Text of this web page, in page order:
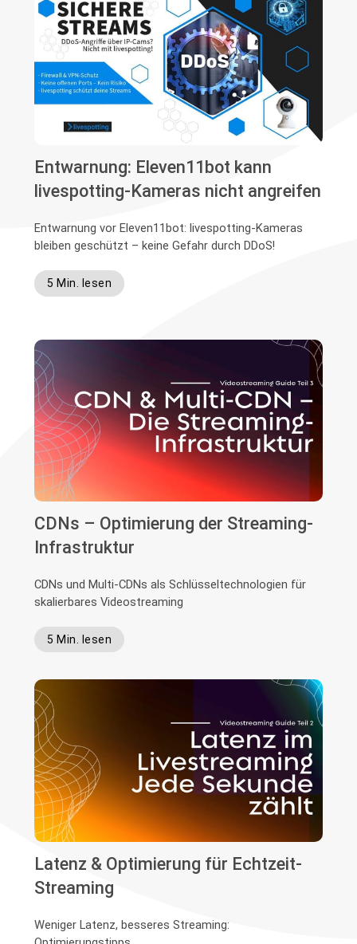
Entwarnung: Eleven11bot kann
livespotting-Kameras nicht angreifen
Entwarnung vor Eleven11bot: livespotting-Kameras
bleiben geschützt – keine Gefahr durch DDoS!
5 Min. lesen
CDNs – Optimierung der Streaming-
Infrastruktur
CDNs und Multi-CDNs als Schlüsseltechnologien für
skalierbares Videostreaming
5 Min. lesen
Latenz & Optimierung für Echtzeit-
Streaming
Weniger Latenz, besseres Streaming: